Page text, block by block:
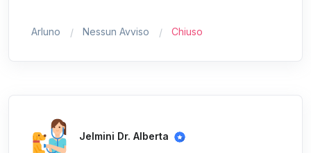
Arluno Nessun Avviso Chiuso
Jelmini Dr. Alberta